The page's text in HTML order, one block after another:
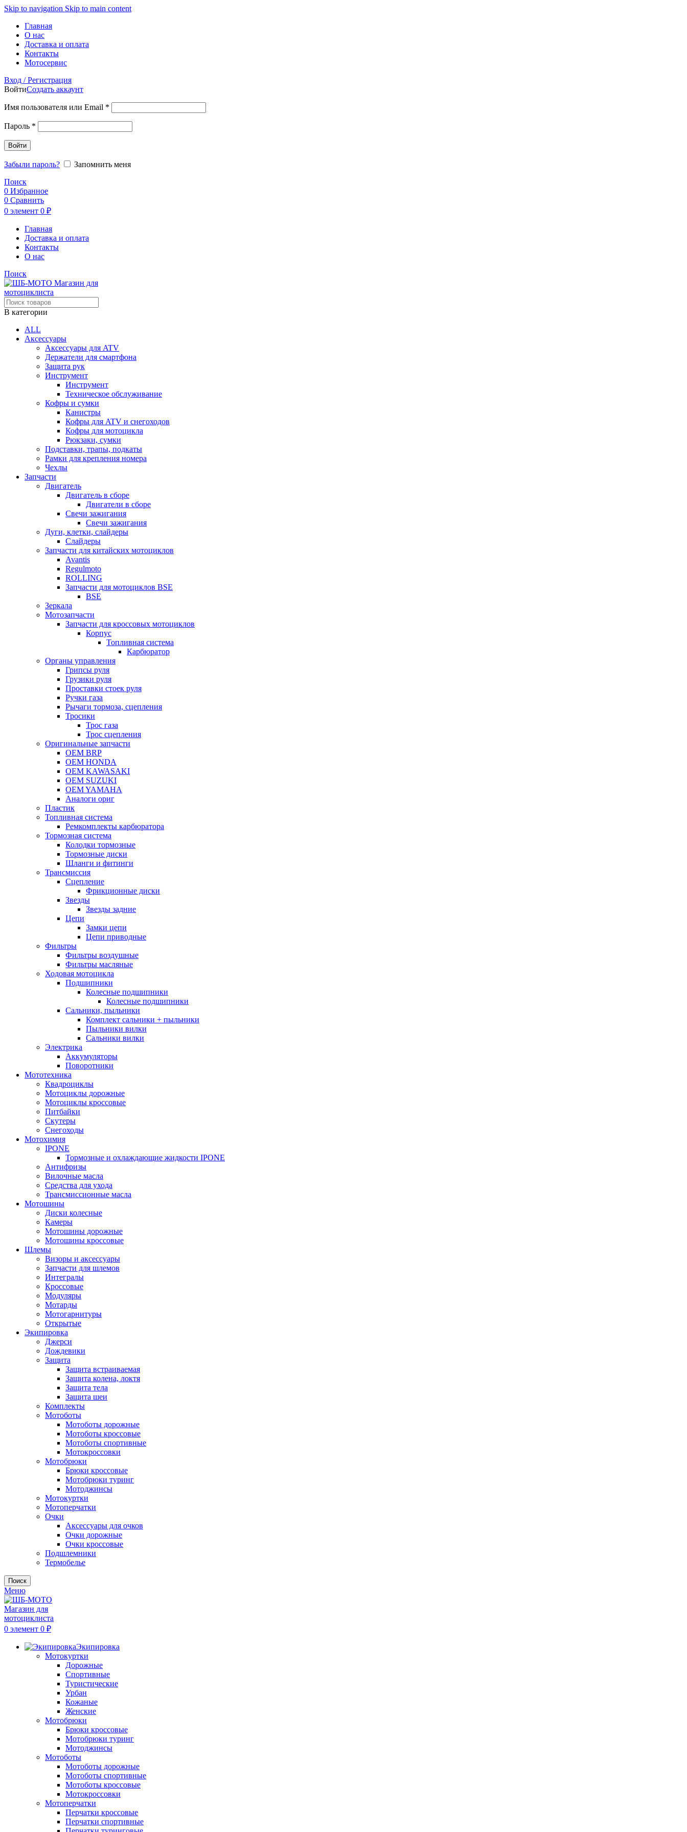
Skip to navigation Skip to main content
Главная
О нас
Доставка и оплата
Контакты
Мотосервис
Вход / Регистрация
ВойтиСоздать аккаунт
Имя пользователя или Email *
Пароль *
Войти
Забыли пароль?
Запомнить меня
Поиск
0 Избранное
0 Сравнить
0 элемент 0 ₽
Главная
Доставка и оплата
Контакты
О нас
Поиск
В категории
ALL
Аксессуары
Аксессуары для ATV
Держатели для смартфона
Защита рук
Инструмент
Инструмент
Техническое обслуживание
Кофры и сумки
Канистры
Кофры для ATV и снегоходов
Кофры для мотоцикла
Рюкзаки, сумки
Подставки, трапы, подкаты
Рамки для крепления номера
Чехлы
Запчасти
Двигатель
Двигатель в сборе
Двигатели в сборе
Свечи зажигания
Свечи зажигания
Дуги, клетки, слайдеры
Слайдеры
Запчасти для китайских мотоциклов
Avantis
Regulmoto
ROLLING
Запчасти для мотоциклов BSE
BSE
Зеркала
Мотозапчасти
Запчасти для кроссовых мотоциклов
Корпус
Топливная система
Карбюратор
Органы управления
Грипсы руля
Грузики руля
Проставки стоек руля
Ручки газа
Рычаги тормоза, сцепления
Тросики
Трос газа
Трос сцепления
Оригинальные запчасти
OEM BRP
OEM HONDA
OEM KAWASAKI
OEM SUZUKI
OEM YAMAHA
Аналоги ориг
Пластик
Топливная система
Ремкомплекты карбюратора
Тормозная система
Колодки тормозные
Тормозные диски
Шланги и фитинги
Трансмиссия
Cцепление
Фрикционные диски
Звезды
Звезды задние
Цепи
Замки цепи
Цепи приводные
Фильтры
Фильтры воздушные
Фильтры масляные
Ходовая мотоцикла
Подшипники
Колесные подшипники
Колесные подшипники
Сальники, пыльники
Комплект сальники + пыльники
Пыльники вилки
Сальники вилки
Электрика
Аккумуляторы
Поворотники
Мототехника
Квадроциклы
Мотоциклы дорожные
Мотоциклы кроссовые
Питбайки
Скутеры
Снегоходы
Мотохимия
IPONE
Тормозные и охлаждающие жидкости IPONE
Антифризы
Вилочные масла
Средства для ухода
Трансмиссионные масла
Мотошины
Диски колесные
Камеры
Мотошины дорожные
Мотошины кроссовые
Шлемы
Визоры и аксессуары
Запчасти для шлемов
Интегралы
Кроссовые
Модуляры
Мотарды
Мотогарнитуры
Открытые
Экипировка
Джерси
Дождевики
Защита
Защита встраиваемая
Защита колена, локтя
Защита тела
Защита шеи
Комплекты
Мотоботы
Мотоботы дорожные
Мотоботы кроссовые
Мотоботы спортивные
Мотокроссовки
Мотобрюки
Брюки кроссовые
Мотобрюки туринг
Мотоджинсы
Мотокуртки
Мотоперчатки
Очки
Аксессуары для очков
Очки дорожные
Очки кроссовые
Подшлемники
Термобелье
Поиск
Меню
0 элемент 0 ₽
Экипировка
Мотокуртки
Дорожные
Спортивные
Туристические
Урбан
Кожаные
Женские
Мотобрюки
Брюки кроссовые
Мотобрюки туринг
Мотоджинсы
Мотоботы
Мотоботы дорожные
Мотоботы спортивные
Мотоботы кроссовые
Мотокроссовки
Мотоперчатки
Перчатки кроссовые
Перчатки спортивные